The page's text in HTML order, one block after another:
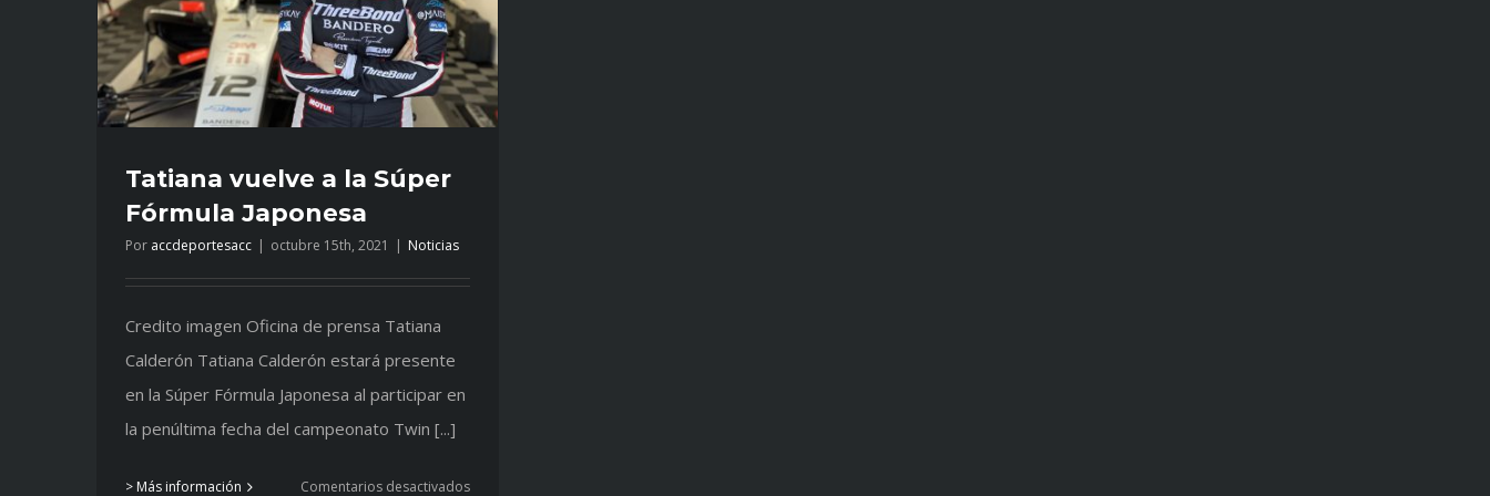
Tatiana vuelve a la Súper
Fórmula Japonesa
Por accdeportesacc | octubre 15th, 2021 | Noticias
Credito imagen Oficina de prensa Tatiana
Calderón Tatiana Calderón estará presente
en la Súper Fórmula Japonesa al participar en
la penúltima fecha del campeonato Twin [...]
> Más información Comentarios desactivadosen